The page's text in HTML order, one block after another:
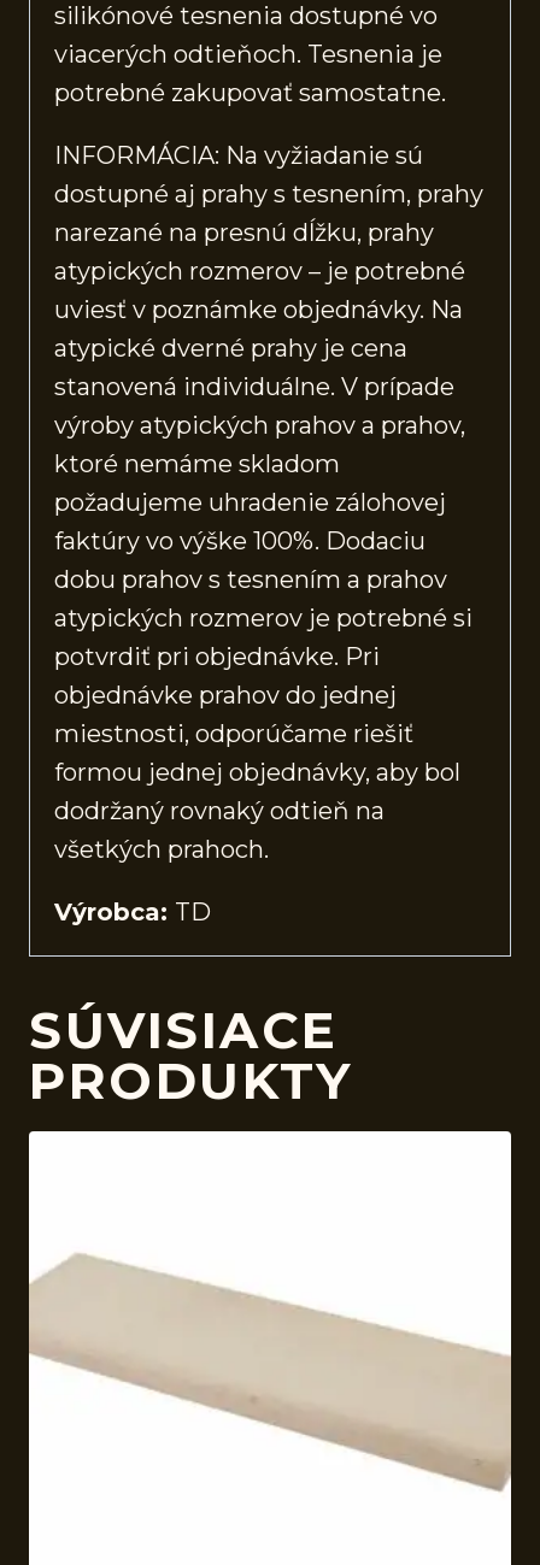
silikónové tesnenia dostupné vo
viacerých odtieňoch. Tesnenia je
potrebné zakupovať samostatne.
INFORMÁCIA: Na vyžiadanie sú
dostupné aj prahy s tesnením, prahy
narezané na presnú dĺžku, prahy
atypických rozmerov – je potrebné
uviesť v poznámke objednávky. Na
atypické dverné prahy je cena
stanovená individuálne. V prípade
výroby atypických prahov a prahov,
ktoré nemáme skladom
požadujeme uhradenie zálohovej
faktúry vo výške 100%. Dodaciu
dobu prahov s tesnením a prahov
atypických rozmerov je potrebné si
potvrdiť pri objednávke. Pri
objednávke prahov do jednej
miestnosti, odporúčame riešiť
formou jednej objednávky, aby bol
dodržaný rovnaký odtieň na
všetkých prahoch.
Výrobca: TD
SÚVISIACE
PRODUKTY